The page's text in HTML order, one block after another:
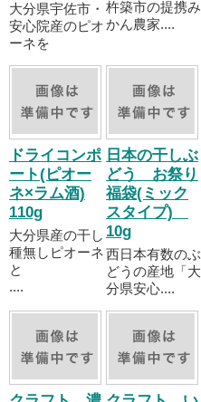
大分県宇佐市・
安心院産のピオ
ーネを
杵築市の提携み
かん農家....
ドライコンポ
ート(ピオー
ネ×ラム酒)
110g
大分県産の干し
種無しピオーネ
と
....
日本の干しぶ
どう お祭り
福袋(ミック
スタイプ)
10g
西日本有数のぶ
どうの産地「大
分県安心....